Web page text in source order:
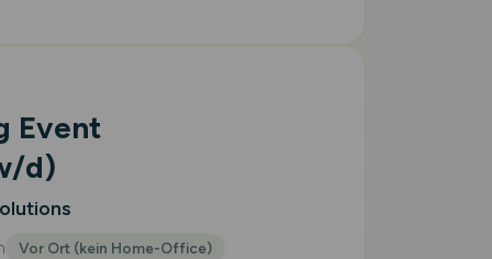
Event
d)
Vor Ort (kein Home-Office)